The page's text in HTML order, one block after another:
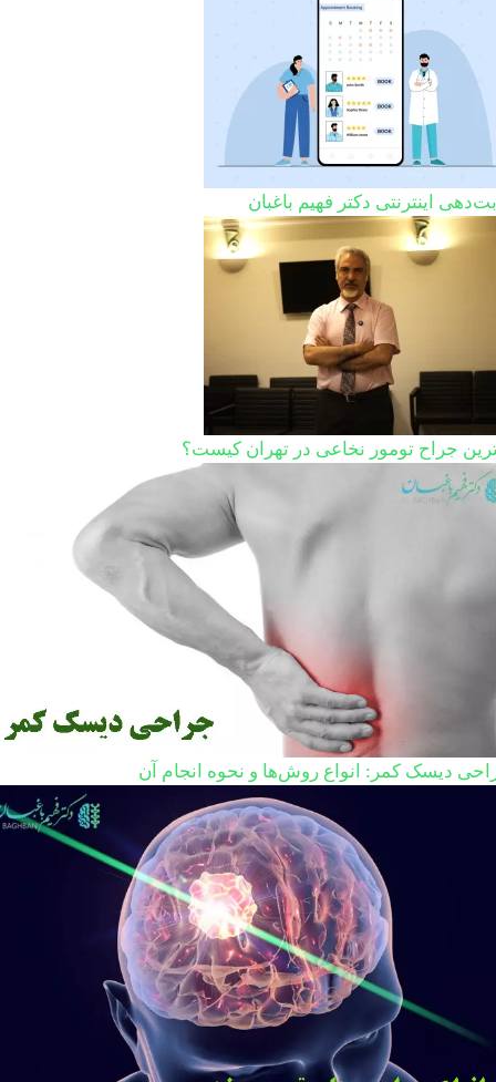
اینترنتی دکتر فهیم باغبان
جراح تومور نخاعی در تهران کیست؟
دیسک کمر: انواع روش‌ها و نحوه انجام آن